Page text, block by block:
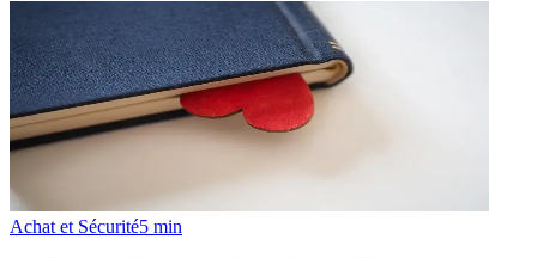
Achat et Sécurité5 min